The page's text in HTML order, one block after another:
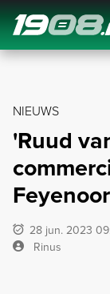
Navigation
NIEUWS
'Ruud
28 jun. 2023
Rinus